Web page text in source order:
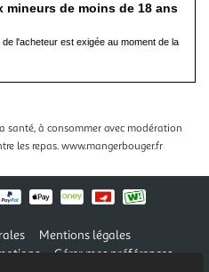
mineurs de moins de 18 ans
l'acheteur est exigée au moment de la
santé, à consommer avec modération
les repas. www.mangerbouger.fr
Mentions légales
Gérer mes préférences